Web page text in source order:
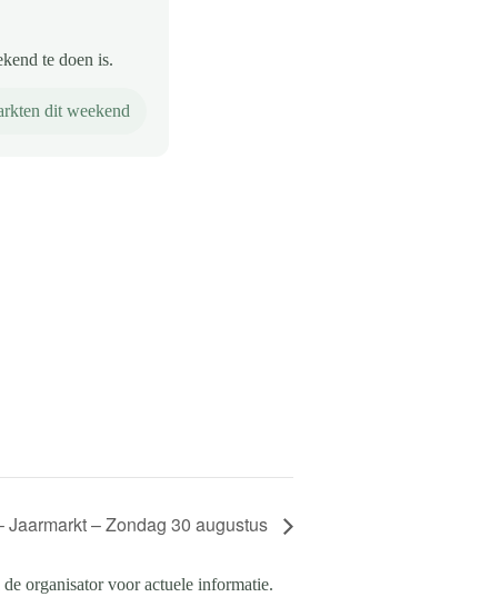
te doen is.
dit weekend
Jaarmarkt – Zondag 30 augustus
organisator voor actuele informatie.